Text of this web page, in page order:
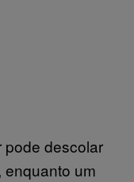
pode descolar
enquanto um